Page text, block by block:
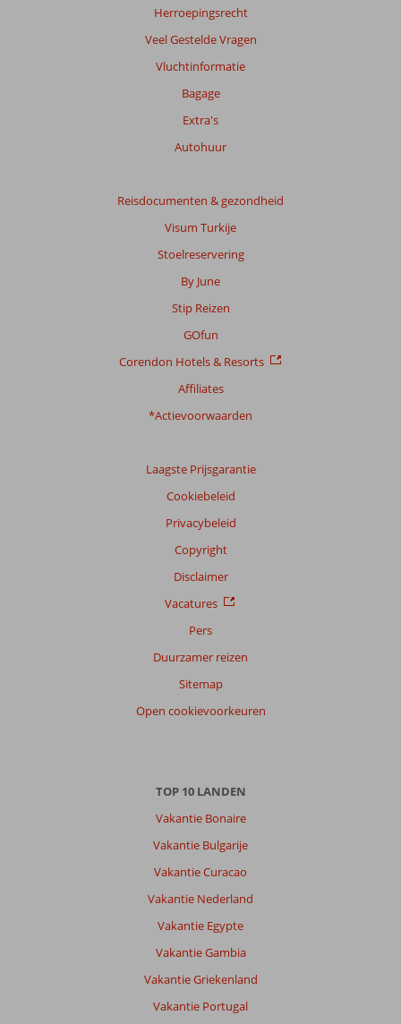
Herroepingsrecht
Veel Gestelde Vragen
Vluchtinformatie
Bagage
Extra's
Autohuur
Reisdocumenten & gezondheid
Visum Turkije
Stoelreservering
By June
Stip Reizen
GOfun
Corendon Hotels & Resorts
Affiliates
*Actievoorwaarden
Laagste Prijsgarantie
Cookiebeleid
Privacybeleid
Copyright
Disclaimer
Vacatures
Pers
Duurzamer reizen
Sitemap
Open cookievoorkeuren
TOP 10 LANDEN
Vakantie Bonaire
Vakantie Bulgarije
Vakantie Curacao
Vakantie Nederland
Vakantie Egypte
Vakantie Gambia
Vakantie Griekenland
Vakantie Portugal